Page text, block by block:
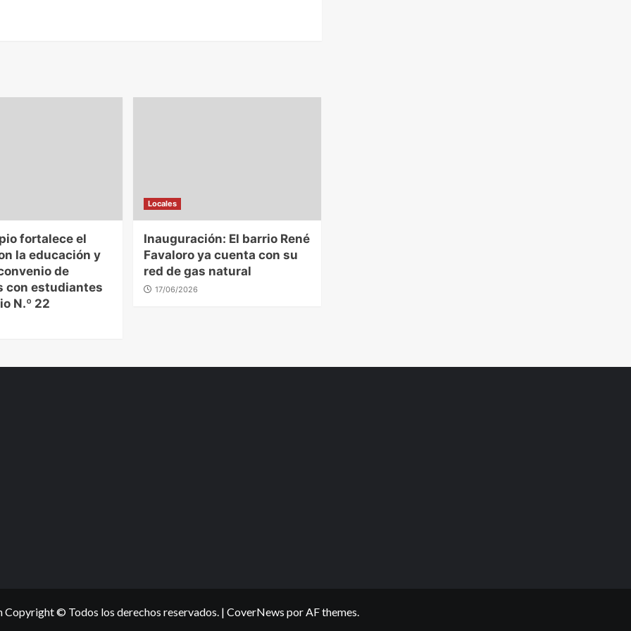
fortalece el
la educación y
de
con estudiantes
N.º 22
Locales
Inauguración: El barrio René
Favaloro ya cuenta con su
red de gas natural
17/06/2026
© Todos los derechos reservados. | CoverNews por AF themes.